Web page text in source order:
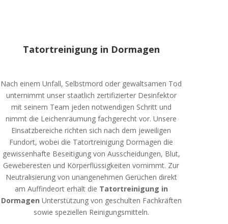
Tatortreinigung in Dormagen
Nach einem Unfall, Selbstmord oder gewaltsamen Tod
unternimmt unser staatlich zertifizierter Desinfektor
mit seinem Team jeden notwendigen Schritt und
nimmt die Leichenräumung fachgerecht vor. Unsere
Einsatzbereiche richten sich nach dem jeweiligen
Fundort, wobei die Tatortreinigung Dormagen die
gewissenhafte Beseitigung von Ausscheidungen, Blut,
Geweberesten und Körperflüssigkeiten vornimmt. Zur
Neutralisierung von unangenehmen Gerüchen direkt
am Auffindeort erhält die Tatortreinigung in
Dormagen Unterstützung von geschulten Fachkräften
sowie speziellen Reinigungsmitteln.